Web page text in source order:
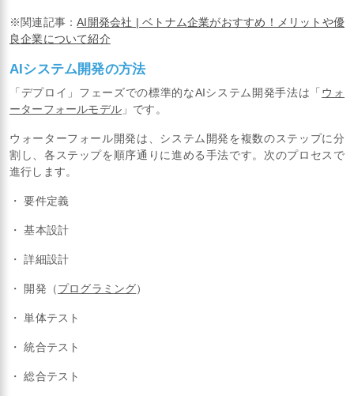
※関連記事：AI開発会社 | ベトナム企業がおすすめ！メリットや優
良企業について紹介
AIシステム開発の方法
「デプロイ」フェーズでの標準的なAIシステム開発手法は「 ウォ
ーターフォールモデル 」です。
ウォーターフォール開発は、システム開発を複数のステップに分
割し、各ステップを順序通りに進める手法です。次のプロセスで
進行します。
・ 要件定義
・ 基本設計
・ 詳細設計
・ 開発（プログラミング）
・ 単体テスト
・ 統合テスト
・ 総合テスト